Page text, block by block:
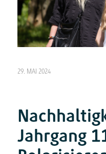
29. MAI 2024
Jahrgang